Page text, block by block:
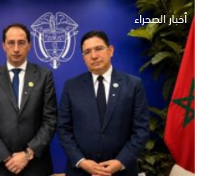
أخبار الصحراء